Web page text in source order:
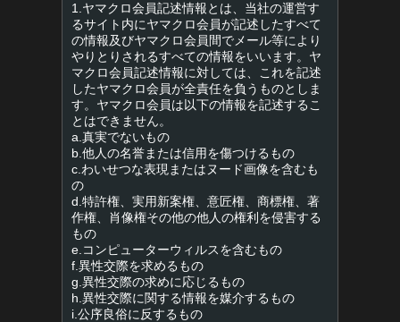
1.ヤマクロ会員記述情報とは、当社の運営す
るサイト内にヤマクロ会員が記述したすべて
の情報及びヤマクロ会員間でメール等により
やりとりされるすべての情報をいいます。ヤ
マクロ会員記述情報に対しては、これを記述
したヤマクロ会員が全責任を負うものとしま
す。ヤマクロ会員は以下の情報を記述するこ
とはできません。
a.真実でないもの
b.他人の名誉または信用を傷つけるもの
c.わいせつな表現またはヌード画像を含むも
の
d.特許権、実用新案権、意匠権、商標権、著
作権、肖像権その他の他人の権利を侵害する
もの
e.コンピューターウィルスを含むもの
f.異性交際を求めるもの
g.異性交際の求めに応じるもの
h.異性交際に関する情報を媒介するもの
i.公序良俗に反するもの